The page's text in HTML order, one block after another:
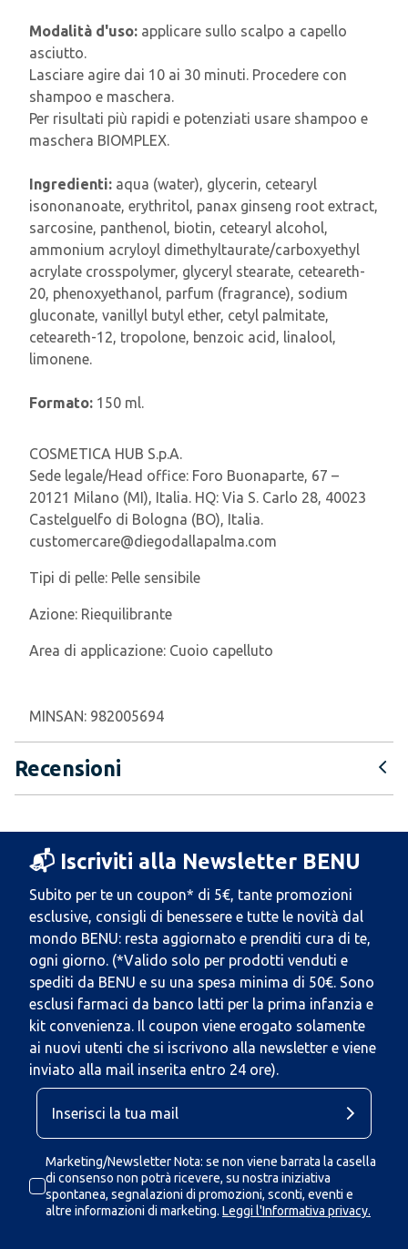
Modalità d'uso: applicare sullo scalpo a capello
asciutto.
Lasciare agire dai 10 ai 30 minuti. Procedere con
shampoo e maschera.
Per risultati più rapidi e potenziati usare shampoo e
maschera BIOMPLEX.
Ingredienti: aqua (water), glycerin, cetearyl
isononanoate, erythritol, panax ginseng root extract,
sarcosine, panthenol, biotin, cetearyl alcohol,
ammonium acryloyl dimethyltaurate/carboxyethyl
acrylate crosspolymer, glyceryl stearate, ceteareth-
20, phenoxyethanol, parfum (fragrance), sodium
gluconate, vanillyl butyl ether, cetyl palmitate,
ceteareth-12, tropolone, benzoic acid, linalool,
limonene.
Formato: 150 ml.
COSMETICA HUB S.p.A.
Sede legale/Head office: Foro Buonaparte, 67 –
20121 Milano (MI), Italia. HQ: Via S. Carlo 28, 40023
Castelguelfo di Bologna (BO), Italia.
customercare@diegodallapalma.com
Tipi di pelle: Pelle sensibile
Azione: Riequilibrante
Area di applicazione: Cuoio capelluto
MINSAN: 982005694
Recensioni
📬 Iscriviti alla Newsletter BENU
Subito per te un coupon* di 5€, tante promozioni
esclusive, consigli di benessere e tutte le novità dal
mondo BENU: resta aggiornato e prenditi cura di te,
ogni giorno. (*Valido solo per prodotti venduti e
spediti da BENU e su una spesa minima di 50€. Sono
esclusi farmaci da banco latti per la prima infanzia e
kit convenienza. Il coupon viene erogato solamente
ai nuovi utenti che si iscrivono alla newsletter e viene
inviato alla mail inserita entro 24 ore).
Marketing/Newsletter Nota: se non viene barrata la casella
di consenso non potrà ricevere, su nostra iniziativa
spontanea, segnalazioni di promozioni, sconti, eventi e
altre informazioni di marketing. Leggi l'Informativa privacy.